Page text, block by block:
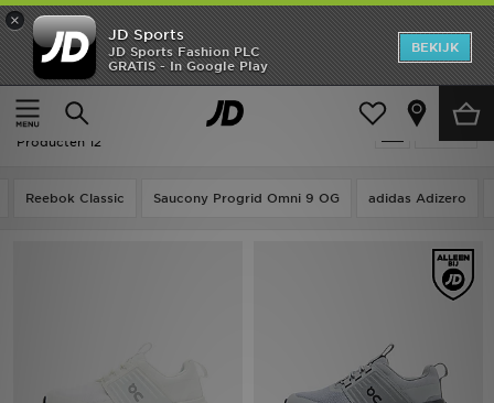
×
JD Sports
JD Sports Fashion PLC
GRATIS - In Google Play
BEKIJK
Thuis
Kids
Kids - On Running Cloudswift
Producten 12
Reebok Classic Saucony Progrid Omni 9 OG adidas Adizero
New In
Heren
Dames